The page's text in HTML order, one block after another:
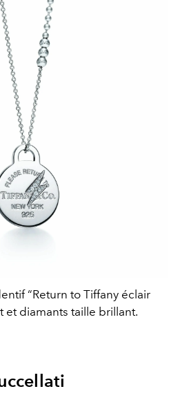
“Return to Tiffany éclair
et diamants taille brillant.